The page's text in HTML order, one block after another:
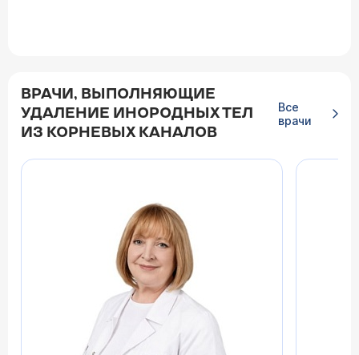
ВРАЧИ, ВЫПОЛНЯЮЩИЕ
УДАЛЕНИЕ ИНОРОДНЫХ ТЕЛ
ИЗ КОРНЕВЫХ КАНАЛОВ
Все
врачи